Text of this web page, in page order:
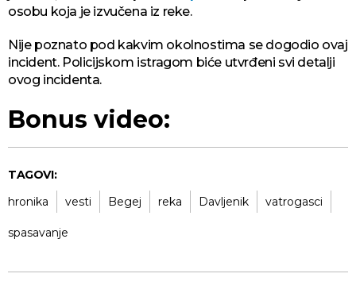
osobu koja je izvučena iz reke.
Nije poznato pod kakvim okolnostima se dogodio ovaj
incident. Policijskom istragom biće utvrđeni svi detalji
ovog incidenta.
Bonus video:
TAGOVI:
hronika
vesti Begej reka Davljenik vatrogasci
spasavanje